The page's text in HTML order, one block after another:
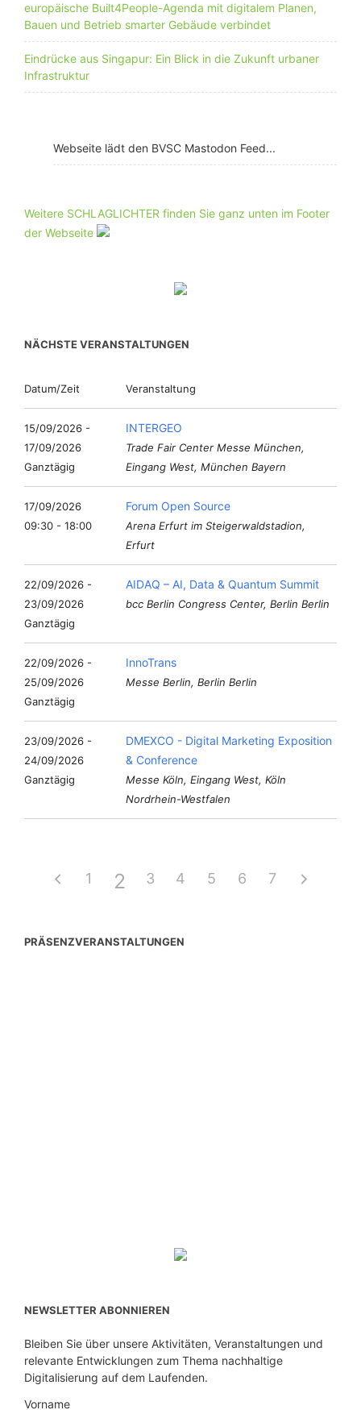
europäische Built4People-Agenda mit digitalem Planen,
Bauen und Betrieb smarter Gebäude verbindet
Eindrücke aus Singapur: Ein Blick in die Zukunft urbaner
Infrastruktur
Webseite lädt den BVSC Mastodon Feed...
Weitere SCHLAGLICHTER finden Sie ganz unten im Footer
der Webseite
NÄCHSTE VERANSTALTUNGEN
Datum/Zeit Veranstaltung
15/09/2026 -
17/09/2026
Ganztägig
INTERGEO
Trade Fair Center Messe München,
Eingang West, München Bayern
17/09/2026
09:30 - 18:00
Forum Open Source
Arena Erfurt im Steigerwaldstadion,
Erfurt
22/09/2026 -
23/09/2026
Ganztägig
AIDAQ – AI, Data & Quantum Summit
bcc Berlin Congress Center, Berlin Berlin
22/09/2026 -
25/09/2026
Ganztägig
InnoTrans
Messe Berlin, Berlin Berlin
23/09/2026 -
24/09/2026
Ganztägig
DMEXCO - Digital Marketing Exposition
& Conference
Messe Köln, Eingang West, Köln
Nordrhein-Westfalen
1 2 3 4 5 6 7
PRÄSENZVERANSTALTUNGEN
NEWSLETTER ABONNIEREN
Bleiben Sie über unsere Aktivitäten, Veranstaltungen und
relevante Entwicklungen zum Thema nachhaltige
Digitalisierung auf dem Laufenden.
Vorname